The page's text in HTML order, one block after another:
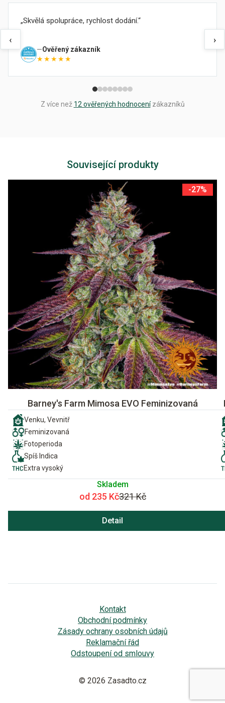
‹
Skvělá spolupráce, rychlost dodání.
Ověřený zákazník
★★★★★
›
Z více než 12 ověřených hodnocenízákazníků
Související produkty
-27%
Barney's Farm Mimosa EVO Feminizovaná
Venku, Vevnitř
Feminizovaná
Fotoperioda
Spíš Indica
Extra vysoký
Skladem
od 235 Kč321 Kč
Detail
Kontakt
Obchodní podmínky
Zásady ochrany osobních údajů
Reklamační řád
Odstoupení od smlouvy
© 2026 Zasadto.cz